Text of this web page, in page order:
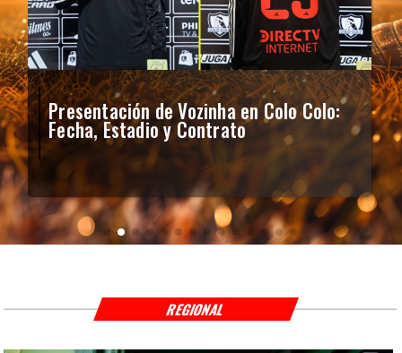
Presentación de Vozinha en Colo Colo:
Fecha, Estadio y Contrato
REGIONAL